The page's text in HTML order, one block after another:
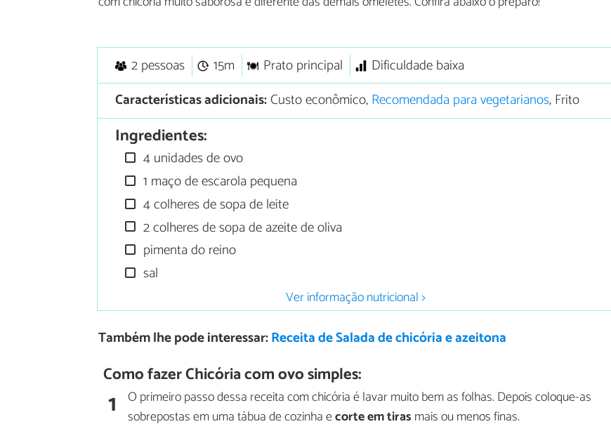
2 pessoas 15m Prato principal
Dificuldade baixa
Características adicionais:Custo econômico,Recomendada para vegetarianos, Frito
Ingredientes:
4 unidades de ovo
1 maço de escarola pequena
4 colheres de sopa de leite
2 colheres de sopa de azeite de oliva
pimenta do reino
sal
Ver informação nutricional >
Também lhe pode interessar:Receita de Salada de chicória e azeitona
Como fazer Chicória com ovo simples:
1 O primeiro passo dessa receita com chicória é lavar muito bem as folhas. Depois coloque-as
sobrepostas em uma tábua de cozinha ecorte em tiras mais ou menos finas.